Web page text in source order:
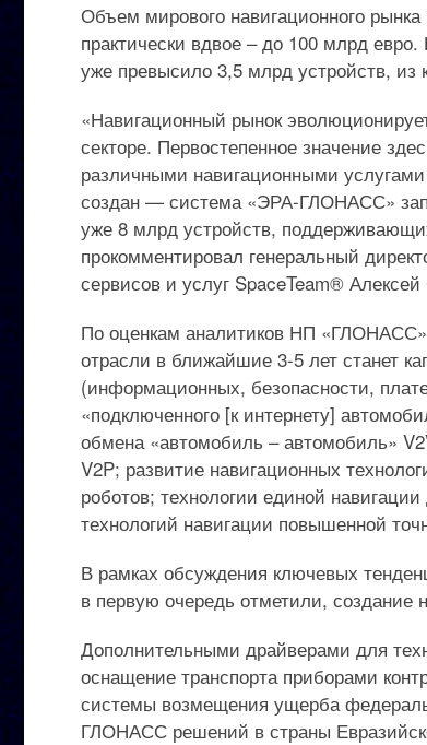
Объем мирового навигационного
практически вдвое – до 100 млрд
уже превысило 3,5 млрд устройств,
«Навигационный рынок
секторе. Первостепенное значение
различными навигационными
создан — система «ЭРА-ГЛОНАСС»
уже 8 млрд устройств,
прокомментировал генеральный
сервисов и услуг SpaceTeam®
По оценкам аналитиков НП
отрасли в ближайшие 3-5 лет станет
(информационных, безопасности,
«подключенного [к интернету]
обмена «автомобиль – автомобиль»
V2P; развитие навигационных
роботов; технологии единой
технологий навигации повышенной
В рамках обсуждения ключевых
в первую очередь отметили, создание
Дополнительными драйверами для
оснащение транспорта приборами
системы возмещения ущерба
ГЛОНАСС решений в страны